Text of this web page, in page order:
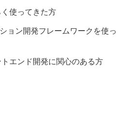
使ってきた方
ョン開発フレームワークを使っ
エンド開発に関心のある方